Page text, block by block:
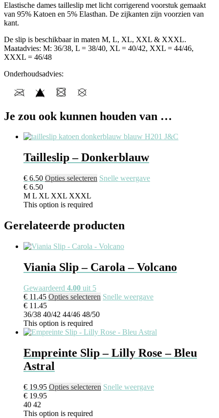
Elastische dames tailleslip met licht corrigerend voorstuk gemaakt
van 95% Katoen en 5% Elasthan. De zijkanten zijn voorzien van
kant.
De slip is beschikbaar in maten M, L, XL, XXL & XXXL.
Maatadvies: M: 36/38, L = 38/40, XL = 40/42, XXL = 44/46,
XXXL = 46/48
Onderhoudsadvies:
Je zou ook kunnen houden van …
Tailleslip – Donkerblauw
€ 6.50 Opties selecteren Snelle weergave
€ 6.50
M L XL XXL XXXL
This option is required
Gerelateerde producten
Viania Slip – Carola – Volcano
Gewaardeerd 4.00 uit 5
€ 11.45 Opties selecteren Snelle weergave
€ 11.45
36/38 40/42 44/46 48/50
This option is required
Empreinte Slip – Lilly Rose – Bleu
Astral
€ 19.95 Opties selecteren Snelle weergave
€ 19.95
40 42
This option is required